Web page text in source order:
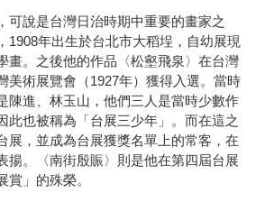
可說是台灣日治時期中重要的畫家之
1908年出生於台北市大稻埕，自幼展現
畫。之後他的作品〈松壑飛泉〉在台灣
美術展覽會（1927年）獲得入選。當時
陳進、林玉山，他們三人是當時少數作
此也被稱為「台展三少年」。而在這之
展，並成為台展獲獎名單上的常客，在
揚。〈南街殷賑〉則是他在第四屆台展
」的殊榮。